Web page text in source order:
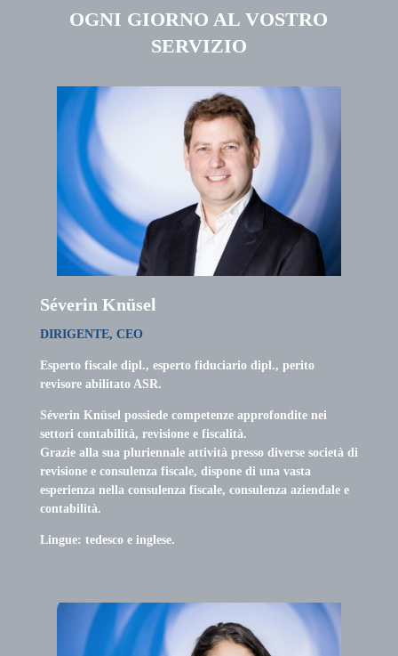
OGNI GIORNO AL VOSTRO
SERVIZIO
Séverin Knüsel
DIRIGENTE, CEO
Esperto fiscale dipl., esperto fiduciario dipl., perito
revisore abilitato ASR.
Séverin Knüsel possiede competenze approfondite nei
settori contabilità, revisione e fiscalità.
Grazie alla sua pluriennale attività presso diverse società di
revisione e consulenza fiscale, dispone di una vasta
esperienza nella consulenza fiscale, consulenza aziendale e
contabilità.
Lingue: tedesco e inglese.